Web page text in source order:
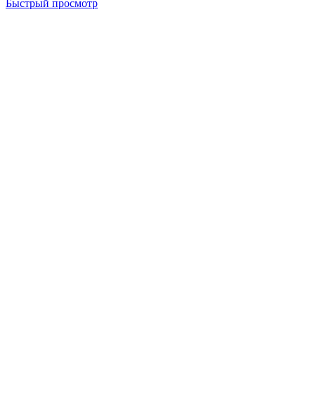
Быстрый просмотр